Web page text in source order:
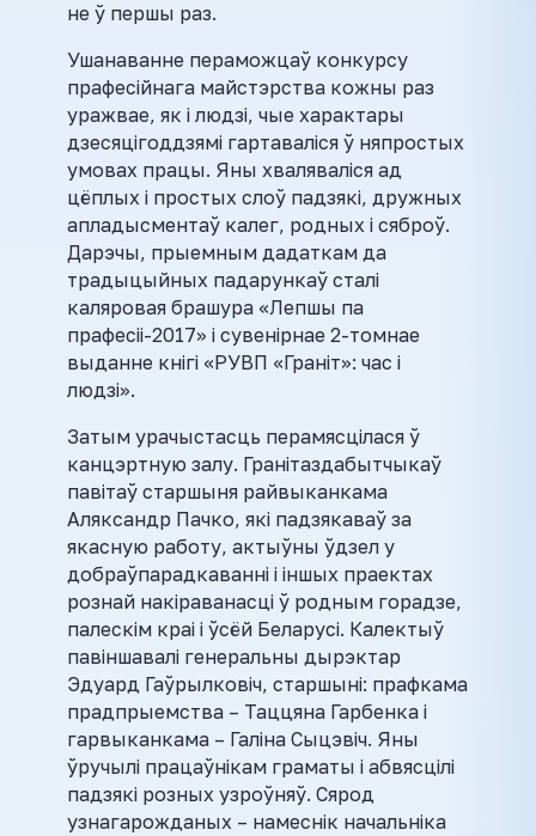
не ў першы раз.
Ушанаванне пераможцаў конкурсу
прафесійнага майстэрства кожны раз
уражвае, як і людзі, чые характары
дзесяцігоддзямі гартаваліся ў няпростых
умовах працы. Яны хваляваліся ад
цёплых і простых слоў падзякі, дружных
апладысментаў калег, родных і сяброў.
Дарэчы, прыемным дадаткам да
традыцыйных падарункаў сталі
каляровая брашура «Лепшы па
прафесіі-2017» і сувенірнае 2-томнае
выданне кнігі «РУВП «Граніт»: час і
людзі».
Затым урачыстасць перамясцілася ў
канцэртную залу. Гранітаздабытчыкаў
павітаў старшыня райвыканкама
Аляксандр Пачко, які падзякаваў за
якасную работу, актыўны ўдзел у
добраўпарадкаванні і іншых праектах
рознай накіраванасці ў родным горадзе,
палескім краі і ўсёй Беларусі. Калектыў
павіншавалі генеральны дырэктар
Эдуард Гаўрылковіч, старшыні: прафкама
прадпрыемства – Таццяна Гарбенка і
гарвыканкама – Галіна Сыцэвіч. Яны
ўручылі працаўнікам граматы і абвясцілі
падзякі розных узроўняў. Сярод
узнагарожданых – намеснік начальніка